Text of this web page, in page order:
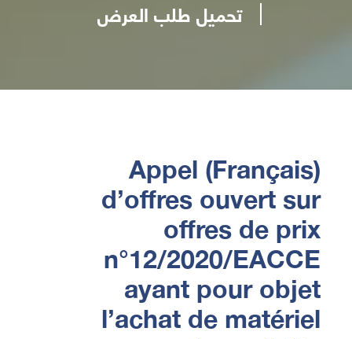
تحميل طلب العرض
(Français) Appel
d’offres ouvert sur
offres de prix
n°12/2020/EACCE
ayant pour objet
l’achat de matériel